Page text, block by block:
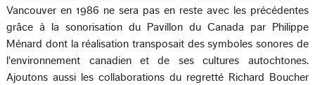
Vancouver en 1986 ne sera pas en reste avec les précédentes
grâce à la sonorisation du Pavillon du Canada par Philippe
Ménard dont la réalisation transposait des symboles sonores de
l'environnement canadien et de ses cultures autochtones.
Ajoutons aussi les collaborations du regretté Richard Boucher